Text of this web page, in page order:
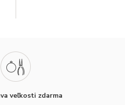
veľkosti zdarma